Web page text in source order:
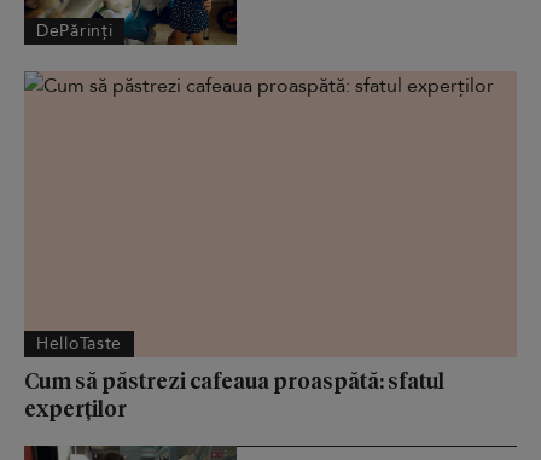
DePărinți
HelloTaste
Cum să păstrezi cafeaua proaspătă: sfatul
experților